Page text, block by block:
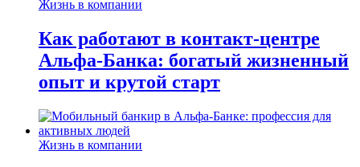
Жизнь в компании
Как работают в контакт-центре
Альфа-Банка: богатый жизненный
опыт и крутой старт
Жизнь в компании